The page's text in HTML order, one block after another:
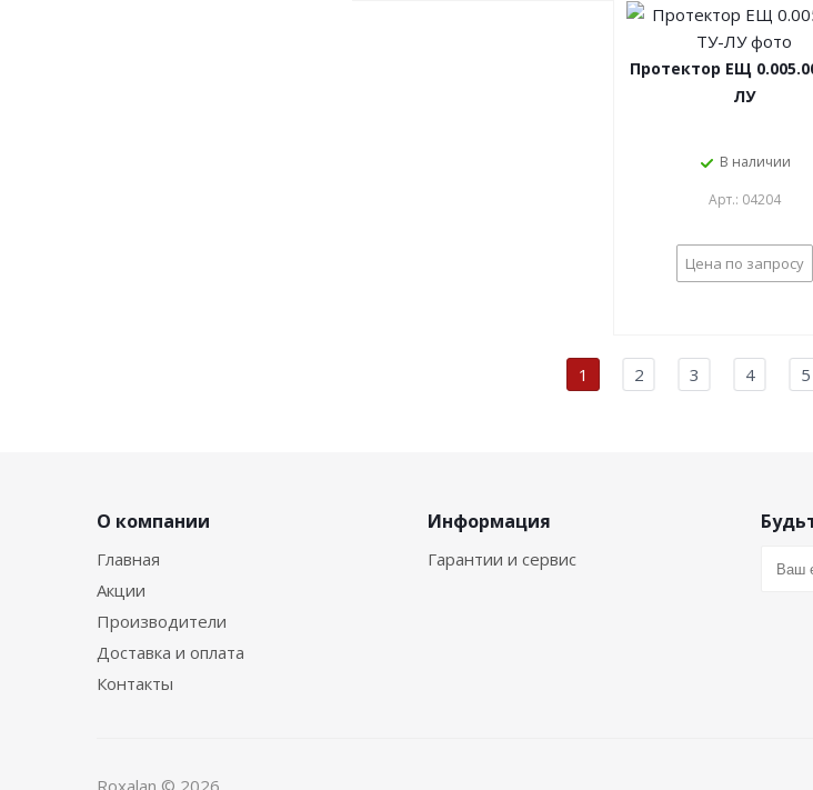
Протектор ЕЩ
ЛУ
В наличии
Арт.: 04204
Цена по запросу
1 2 3 4 5
О компании
Главная
Акции
Производители
Доставка и оплата
Контакты
Информация
Гарантии и сервис
Roxalan © 2026